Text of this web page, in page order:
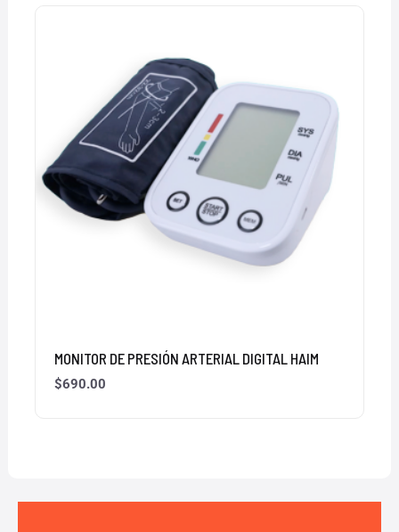
MONITOR DE PRESIÓN ARTERIAL DIGITAL HAIM
$690.00